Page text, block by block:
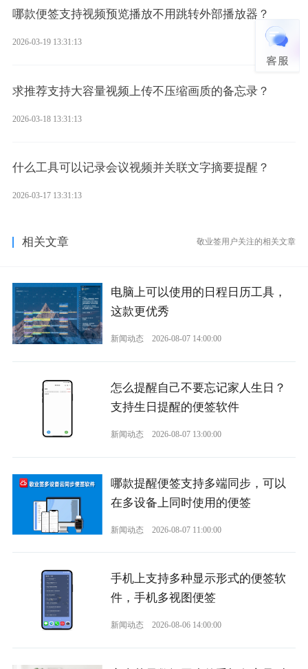
哪款便签支持视频预览播放不用跳转外部播放器？
2026-03-19 13:31:13
求推荐支持大容量视频上传不压缩画质的备忘录？
2026-03-18 13:31:13
什么工具可以记录会议视频并关联文字摘要提醒？
2026-03-17 13:31:13
相关文章 敬业签用户关注的相关文章
电脑上可以使用的日程日历工具，
这款更优秀
新闻动态 2026-08-07 14:00:00
怎么提醒自己不要忘记家人生日？
支持生日提醒的便签软件
新闻动态 2026-08-07 13:00:00
哪款提醒便签支持多端同步，可以
在多设备上同时使用的便签
新闻动态 2026-08-07 11:00:00
手机上支持多种显示形式的便签软
件，手机多视图便签
新闻动态 2026-08-06 14:00:00